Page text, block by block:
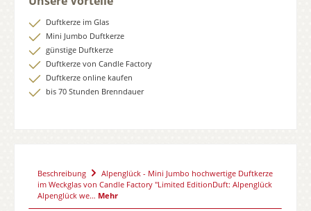
Duftkerze im Glas
Mini Jumbo Duftkerze
günstige Duftkerze
Duftkerze von Candle Factory
Duftkerze online kaufen
bis 70 Stunden Brenndauer
Beschreibung
Alpenglück - Mini Jumbo hochwertige Duftkerze
im Weckglas von Candle Factory "Limited EditionDuft: Alpenglück
Alpenglück we… Mehr